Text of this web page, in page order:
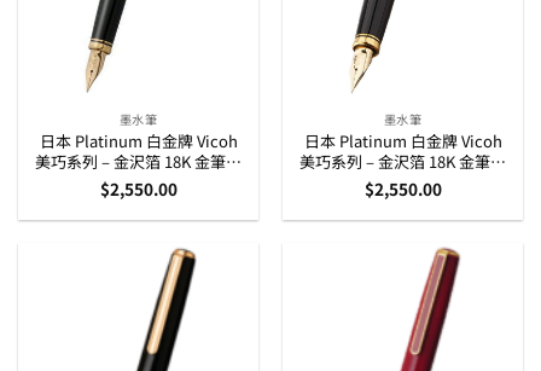
墨水筆
日本 Platinum 白金牌 Vicoh
美巧系列 – 金沢箔 18K 金筆咀
墨水筆 – 秋葉 (PTL-20000H
#46)
$2,550.00
墨水筆
日本 Platinum 白金牌 Vicoh
美巧系列 – 金沢箔 18K 金筆咀
墨水筆 – 櫻花 (PTL-20000H
#52)
$2,550.00